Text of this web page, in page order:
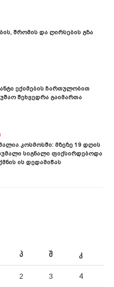
Შრომის Და Ღირსების Გზა
Ექიმების Ჩართულობით
Შეხვედრა Გაიმართა
Კოსმოსში: Მზეზე 19 Დღის
Სიგნალი Ფიქსირდებოდა
Ის Დედამიწას
პ შ კ
2 3 4